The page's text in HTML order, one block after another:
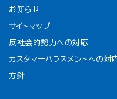
お知らせ
サイトマップ
反社会的勢力への対応
カスタマーハラスメントへの対
方針